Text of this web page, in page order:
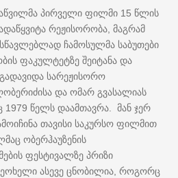
პირველი ფილმი 15 წლის
რეჟისორობა მაგრამ
ჩამოსულმა საბუთები
ფაკულტეტზე შეიტანა და
გადავიდა სარეჟისორო
და ომარ გვასალიას
1979 წელს დაამთავრა მან ჯერ
თავისი საკურსო ფილმით
ობერჰაუზენის
ფესტივალზე პრიზი
ასევე ცნობილია როგორც